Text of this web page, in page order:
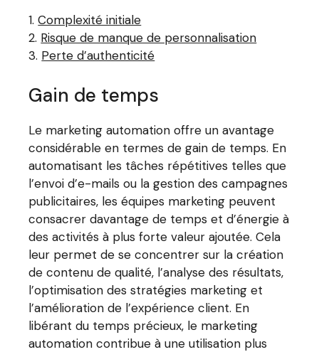
Complexité initiale
Risque de manque de personnalisation
Perte d’authenticité
Gain de temps
Le marketing automation offre un avantage
considérable en termes de gain de temps. En
automatisant les tâches répétitives telles que
l’envoi d’e-mails ou la gestion des campagnes
publicitaires, les équipes marketing peuvent
consacrer davantage de temps et d’énergie à
des activités à plus forte valeur ajoutée. Cela
leur permet de se concentrer sur la création
de contenu de qualité, l’analyse des résultats,
l’optimisation des stratégies marketing et
l’amélioration de l’expérience client. En
libérant du temps précieux, le marketing
automation contribue à une utilisation plus